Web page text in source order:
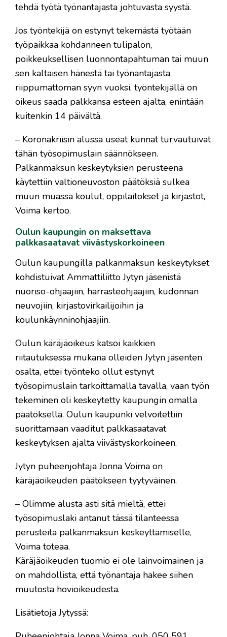
tehdä työtä työnantajasta johtuvasta syystä.
Jos työntekijä on estynyt tekemästä työtään
työpaikkaa kohdanneen tulipalon,
poikkeuksellisen luonnontapahtuman tai muun
sen kaltaisen hänestä tai työnantajasta
riippumattoman syyn vuoksi, työntekijällä on
oikeus saada palkkansa esteen ajalta, enintään
kuitenkin 14 päivältä.
– Koronakriisin alussa useat kunnat turvautuivat
tähän työsopimuslain säännökseen.
Palkanmaksun keskeytyksien perusteena
käytettiin valtioneuvoston päätöksiä sulkea
muun muassa koulut, oppilaitokset ja kirjastot,
Voima kertoo.
Oulun kaupungin on maksettava
palkkasaatavat viivästyskorkoineen
Oulun kaupungilla palkanmaksun keskeytykset
kohdistuivat Ammattiliitto Jytyn jäsenistä
nuoriso-ohjaajiin, harrasteohjaajiin, kudonnan
neuvojiin, kirjastovirkailijoihin ja
koulunkäynninohjaajiin.
Oulun käräjäoikeus katsoi kaikkien
riitautuksessa mukana olleiden Jytyn jäsenten
osalta, ettei työnteko ollut estynyt
työsopimuslain tarkoittamalla tavalla, vaan työn
tekeminen oli keskeytetty kaupungin omalla
päätöksellä. Oulun kaupunki velvoitettiin
suorittamaan vaaditut palkkasaatavat
keskeytyksen ajalta viivästyskorkoineen.
Jytyn puheenjohtaja Jonna Voima on
käräjäoikeuden päätökseen tyytyväinen.
– Olimme alusta asti sitä mieltä, ettei
työsopimuslaki antanut tässä tilanteessa
perusteita palkanmaksun keskeyttämiselle,
Voima toteaa.
Käräjäoikeuden tuomio ei ole lainvoimainen ja
on mahdollista, että työnantaja hakee siihen
muutosta hovioikeudesta.
Lisätietoja Jytyssä: